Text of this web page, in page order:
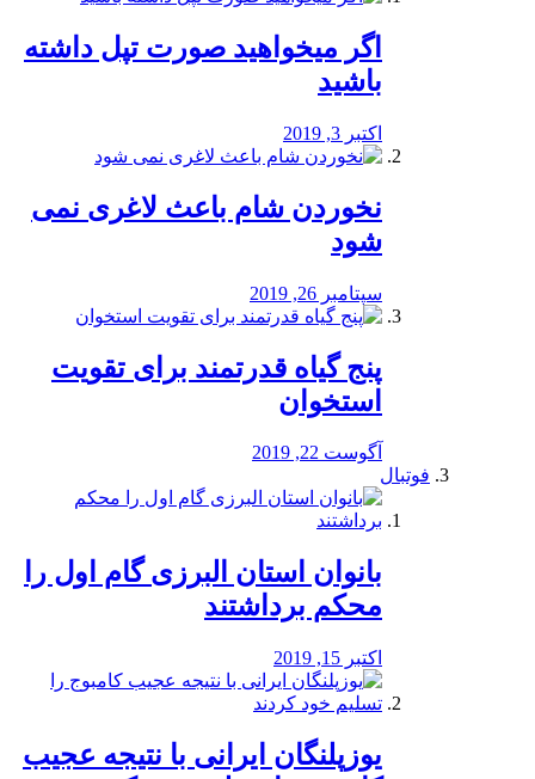
اگر میخواهید صورت تپل داشته
باشید
اکتبر 3, 2019
نخوردن شام باعث لاغری نمی
‌شود
سپتامبر 26, 2019
پنج گیاه قدرتمند برای تقویت
استخوان
آگوست 22, 2019
فوتبال
بانوان استان البرزی گام اول را
محكم برداشتند
اکتبر 15, 2019
یوزپلنگان ایرانی با نتیجه عجیب